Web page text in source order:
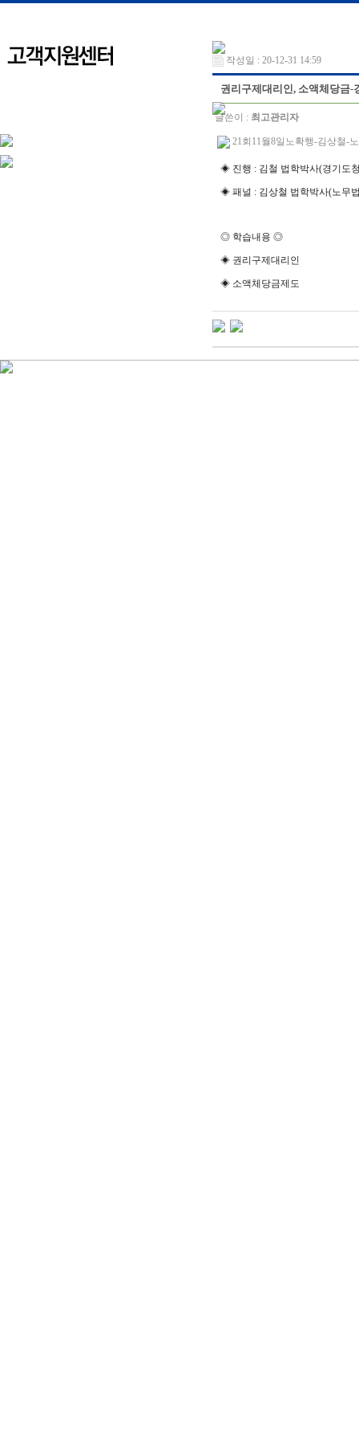
작성일 : 20-12-31 14:59
권리구제대리인, 소액체당금-
글쓴이 : 최고관리자
21회11월8일노확행-김상철-
◈ 진행 : 김철 법학박사(경기도
◈ 패널 : 김상철 법학박사(노무
◎ 학습내용 ◎
◈ 권리구제대리인
◈ 소액체당금제도